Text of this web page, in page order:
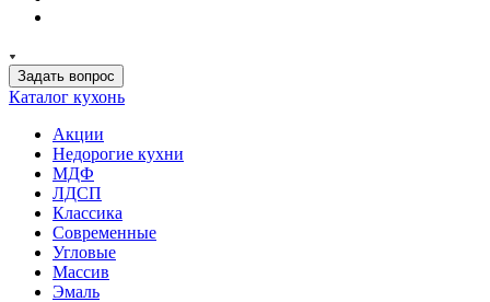
Задать вопрос
Каталог кухонь
Акции
Недорогие кухни
МДФ
ЛДСП
Классика
Современные
Угловые
Массив
Эмаль